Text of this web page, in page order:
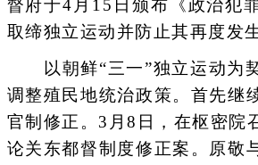
督府于4月15日颁布《政治犯
取缔独立运动并防止其再度发生
以朝鲜“三一”独立运动为
调整殖民地统治政策。首先继
官制修正。3月8日，在枢密院
论关东都督制度修正案。原敬